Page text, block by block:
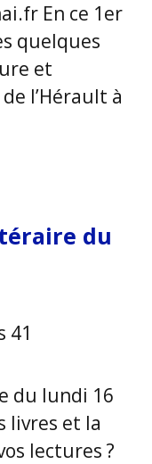
En ce 1er
quelques
et
l’Hérault à
du
41
du lundi 16
livres et la
lectures ?